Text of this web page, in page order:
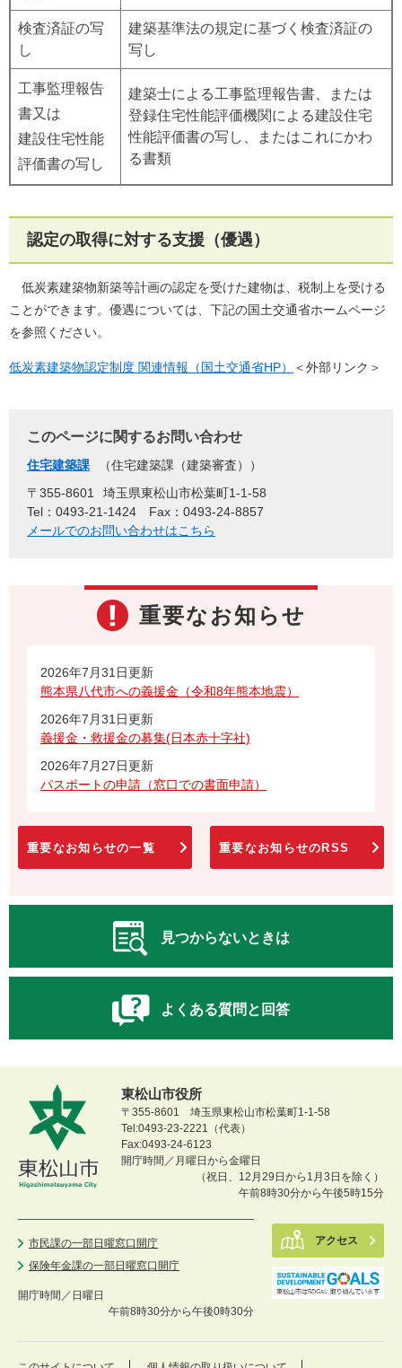
検査済証の写
し
建築基準法の規定に基づく検査済証の
写し
工事監理報告
書又は
建設住宅性能
評価書の写し
建築士による工事監理報告書、または
登録住宅性能評価機関による建設住宅
性能評価書の写し、またはこれにかわ
る書類
認定の取得に対する支援（優遇）
低炭素建築物新築等計画の認定を受けた建物は、税制上を受ける
ことができます。優遇については、下記の国土交通省ホームページ
を参照ください。
低炭素建築物認定制度 関連情報​（国土交通省HP） ＜外部リンク＞
このページに関するお問い合わせ
住宅建築課
住宅建築課（建築審査）
〒355-8601
埼玉県東松山市松葉町1-1-58
Tel：0493-21-1424
Fax：0493-24-8857
メールでのお問い合わせはこちら
重要なお知らせ
2026年7月31日更新
熊本県八代市への義援金（令和8年熊本地震）
2026年7月31日更新
義援金・救援金の募集(日本赤十字社)
2026年7月27日更新
パスポートの申請（窓口での書面申請）
重要なお知らせの一覧 重要なお知らせのRSS
見つからないときは
よくある質問と回答
東松山市役所
〒355-8601 埼玉県東松山市松葉町1-1-58
Tel:0493-23-2221（代表）
Fax:0493-24-6123
開庁時間／月曜日から金曜日
（祝日、12月29日から1月3日を除く）
午前8時30分から午後5時15分
市民課の一部日曜窓口開庁
保険年金課の一部日曜窓口開庁
開庁時間／ 日曜日
午前8時30分から午後0時30分
アクセス